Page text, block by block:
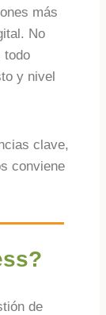
más
No
todo
y nivel
clave,
conviene
de